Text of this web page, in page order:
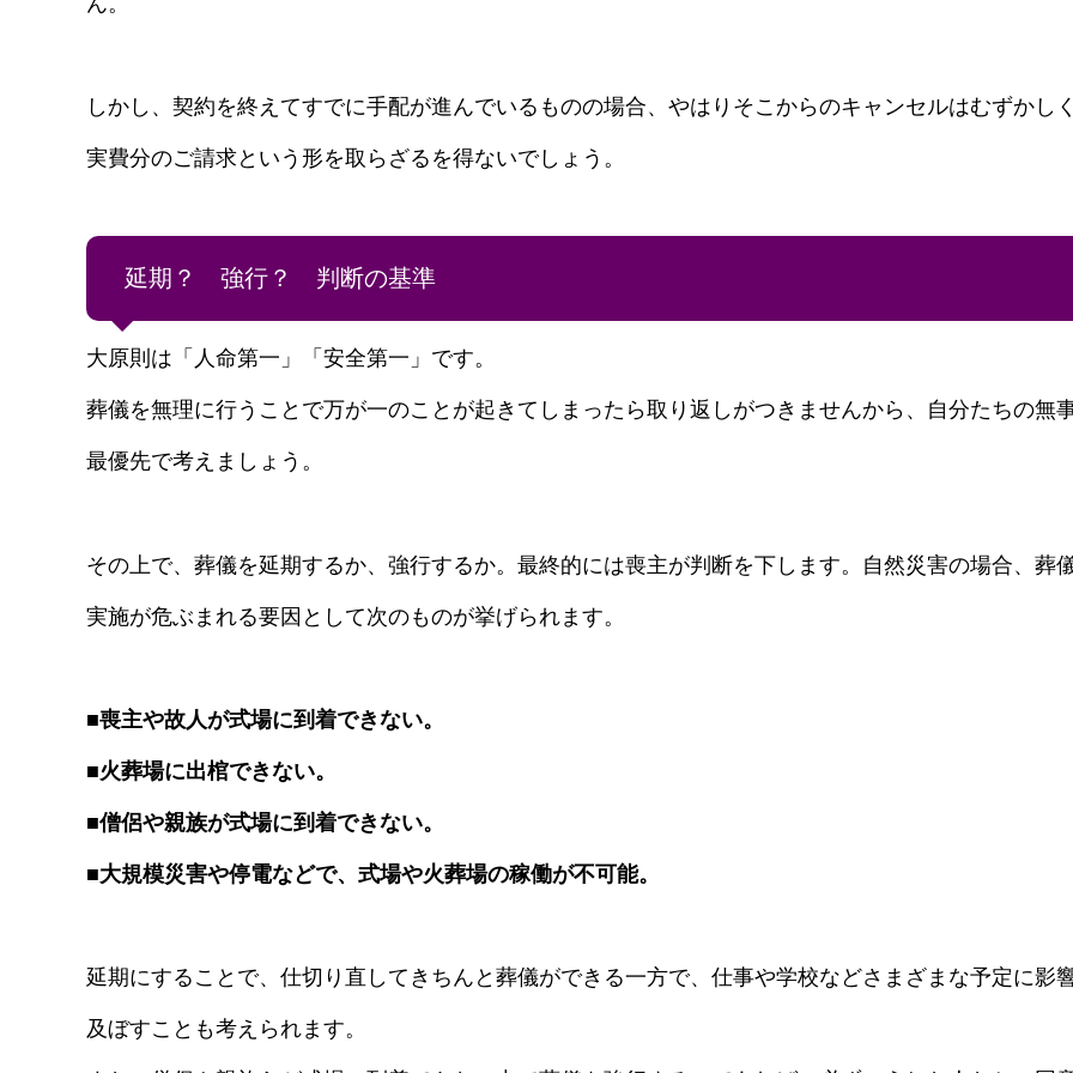
しかし、契約を終えてすでに手配が進んでいるものの場合、やはりそこからのキャンセルはむずかしく
実費分のご請求という形を取らざるを得ないでしょう。
延期？ 強行？ 判断の基準
大原則は「人命第一」「安全第一」です。
葬儀を無理に行うことで万が一のことが起きてしまったら取り返しがつきませんから、自分たちの無
最優先で考えましょう。
その上で、葬儀を延期するか、強行するか。最終的には喪主が判断を下します。自然災害の場合、葬
実施が危ぶまれる要因として次のものが挙げられます。
■喪主や故人が式場に到着できない。
■火葬場に出棺できない。
■僧侶や親族が式場に到着できない。
■大規模災害や停電などで、式場や火葬場の稼働が不可能。
延期にすることで、仕切り直してきちんと葬儀ができる一方で、仕事や学校などさまざまな予定に影
及ぼすことも考えられます。